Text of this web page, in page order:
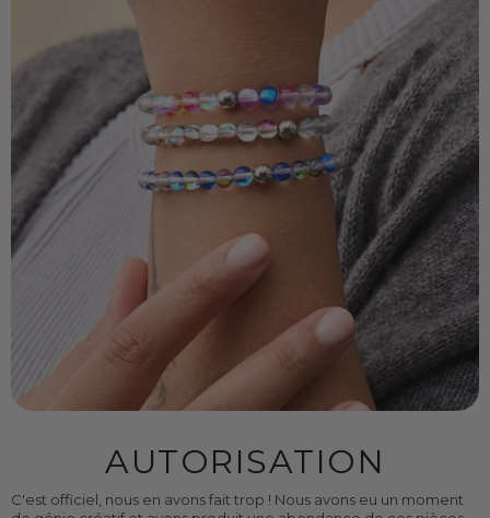
AUTORISATION
C'est officiel, nous en avons fait trop ! Nous avons eu un moment